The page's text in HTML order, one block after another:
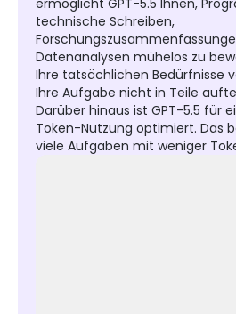
ermöglicht GPT-5.5 Ihnen,
technische Schreiben,
Datenanalysen mühelos zu
Ihre tatsächlichen Bedürfnisse
Ihre Aufgabe nicht in Teile
Darüber hinaus ist GPT-5.5 für
Token-Nutzung optimiert. Das
viele Aufgaben mit weniger